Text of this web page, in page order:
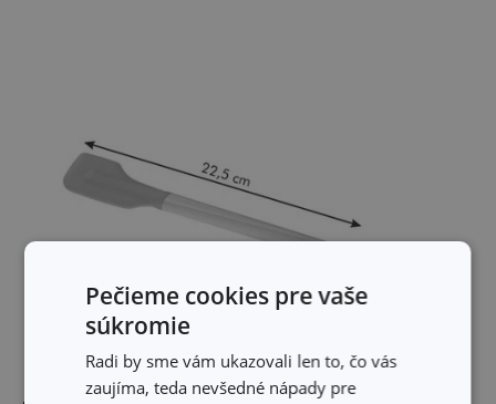
Pečieme cookies pre vaše
súkromie
Radi by sme vám ukazovali len to, čo vás
zaujíma, teda nevšedné nápady pre